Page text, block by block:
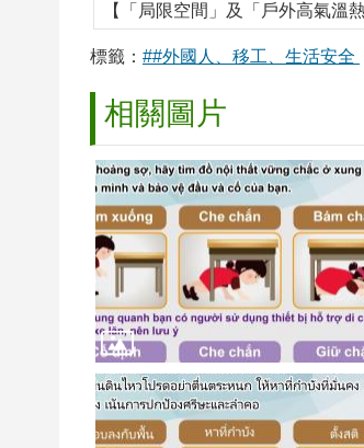
【「局限空間」及「戶外高氣溫
標籤： ##外國人、移工、生活安全
相關圖片